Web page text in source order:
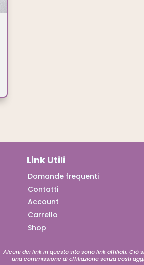
Link Utili
Domande frequenti
Contatti
Account
Carrello
Shop
Alcuni dei link in questo sito sono link affiliati. Ciò
una commissione di affiliazione senza costi